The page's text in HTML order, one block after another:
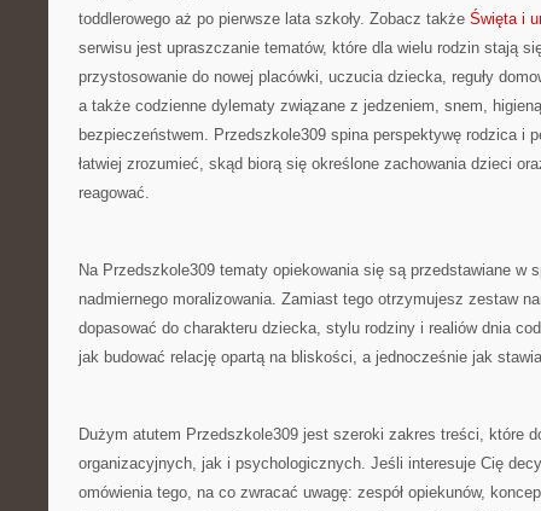
toddlerowego aż po pierwsze lata szkoły. Zobacz także Święta i
serwisu jest upraszczanie tematów, które dla wielu rodzin stają
przystosowanie do nowej placówki, uczucia dziecka, reguły
a także codzienne dylematy związane z jedzeniem, snem,
bezpieczeństwem. Przedszkole309 spina perspektywę rodzica i
łatwiej zrozumieć, skąd biorą się określone zachowania dzieci
reagować.
Na Przedszkole309 tematy opiekowania się są przedstawiane w
nadmiernego moralizowania. Zamiast tego otrzymujesz zestaw
dopasować do charakteru dziecka, stylu rodziny i realiów dnia
jak budować relację opartą na bliskości, a jednocześnie jak
Dużym atutem Przedszkole309 jest szeroki zakres treści, które
organizacyjnych, jak i psychologicznych. Jeśli interesuje Cię
omówienia tego, na co zwracać uwagę: zespół opiekunów,